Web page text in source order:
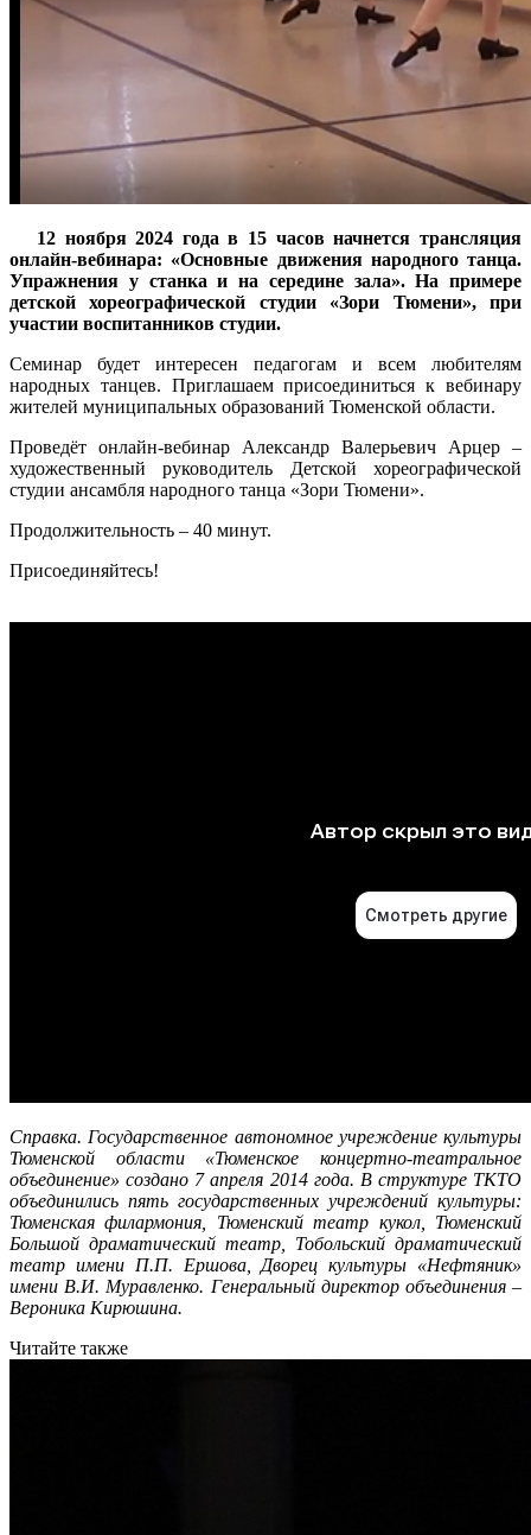
12 ноября 2024 года в 15 часов начнется трансляция
онлайн-вебинара: «Основные движения народного танца.
Упражнения у станка и на середине зала». На примере
детской хореографической студии «Зори Тюмени», при
участии воспитанников студии.
Семинар будет интересен педагогам и всем любителям
народных танцев. Приглашаем присоединиться к вебинару
жителей муниципальных образований Тюменской области.
Проведёт онлайн-вебинар Александр Валерьевич Арцер –
художественный руководитель Детской хореографической
студии ансамбля народного танца «Зори Тюмени».
Продолжительность – 40 минут.
Присоединяйтесь!
Справка. Государственное автономное учреждение культуры
Тюменской области «Тюменское концертно-театральное
объединение» создано 7 апреля 2014 года. В структуре ТКТО
объединились пять государственных учреждений культуры:
Тюменская филармония, Тюменский театр кукол, Тюменский
Большой драматический театр, Тобольский драматический
театр имени П.П. Ершова, Дворец культуры «Нефтяник»
имени В.И. Муравленко. Генеральный директор объединения –
Вероника Кирюшина.
Читайте также